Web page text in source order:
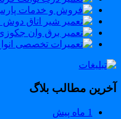
آخرین مطالب بلاگ
1 ماه پیش